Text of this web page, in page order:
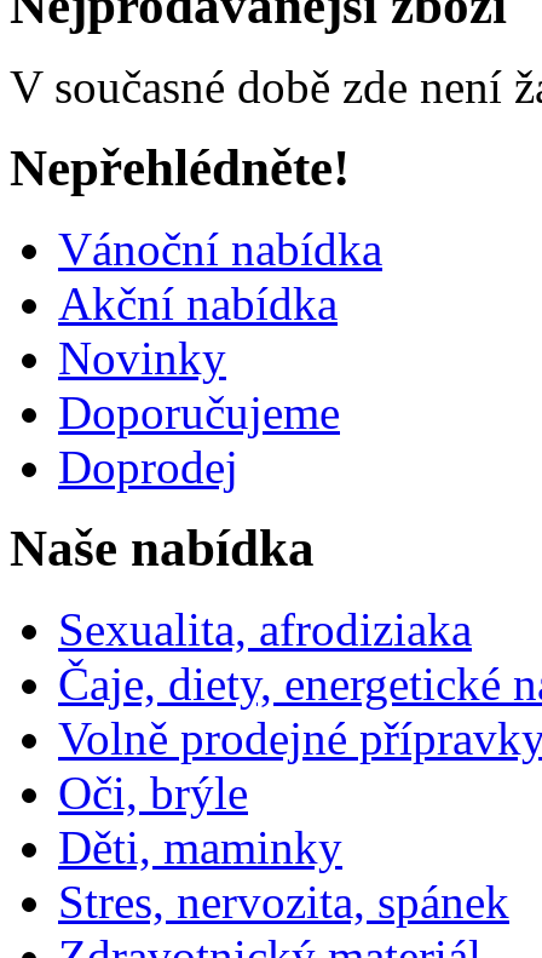
V současné době zde není
Nepřehlédněte!
Vánoční nabídka
Akční nabídka
Novinky
Doporučujeme
Doprodej
Naše nabídka
Sexualita, afrodiziaka
Čaje, diety, energetické
Volně prodejné
Oči, brýle
Děti, maminky
Stres, nervozita, spánek